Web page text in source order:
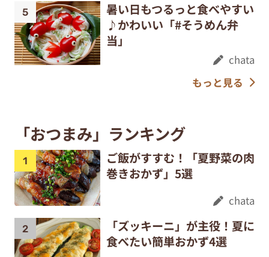
暑い日もつるっと食べやすい
♪かわいい「#そうめん弁
当」
chata
もっと見る
「おつまみ」ランキング
ご飯がすすむ！「夏野菜の肉
巻きおかず」5選
chata
「ズッキーニ」が主役！夏に
食べたい簡単おかず4選